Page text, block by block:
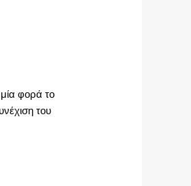
φορά το
του